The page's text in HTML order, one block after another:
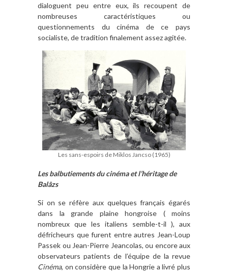
dialoguent peu entre eux, ils recoupent de
nombreuses caractéristiques ou
questionnements du cinéma de ce pays
socialiste, de tradition finalement assez agitée.
Les sans-espoirs de Miklos Jancso (1965)
Les balbutiements du cinéma et l’héritage de
Balâzs
Si on se réfère aux quelques français égarés
dans la grande plaine hongroise ( moins
nombreux que les italiens semble-t-il ), aux
défricheurs que furent entre autres Jean-Loup
Passek ou Jean-Pierre Jeancolas, ou encore aux
observateurs patients de l’équipe de la revue
Cinéma, on considère que la Hongrie a livré plus